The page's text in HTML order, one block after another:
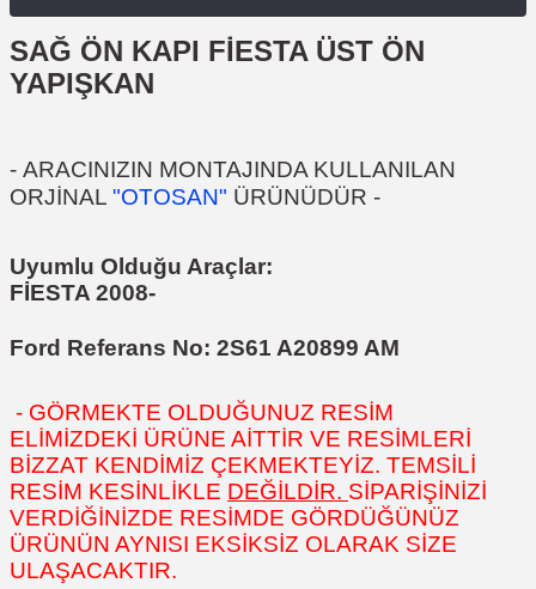
SAĞ ÖN KAPI FİESTA ÜST ÖN
YAPIŞKAN
- ARACINIZIN MONTAJINDA KULLANILAN
ORJİNAL "OTOSAN" ÜRÜNÜDÜR -
Uyumlu Olduğu Araçlar:
FİESTA 2008-
Ford Referans No: 2S61 A20899 AM
- GÖRMEKTE OLDUĞUNUZ RESİM
ELİMİZDEKİ ÜRÜNE AİTTİR VE RESİMLERİ
BİZZAT KENDİMİZ ÇEKMEKTEYİZ. TEMSİLİ
RESİM KESİNLİKLE DEĞİLDİR. SİPARİŞİNİZİ
VERDİĞİNİZDE RESİMDE GÖRDÜĞÜNÜZ
ÜRÜNÜN AYNISI EKSİKSİZ OLARAK SİZE
ULAŞACAKTIR.